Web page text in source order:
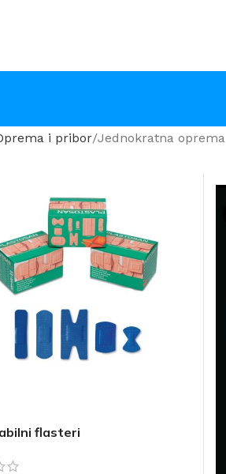
i pribor Jednokratna oprema
flasteri